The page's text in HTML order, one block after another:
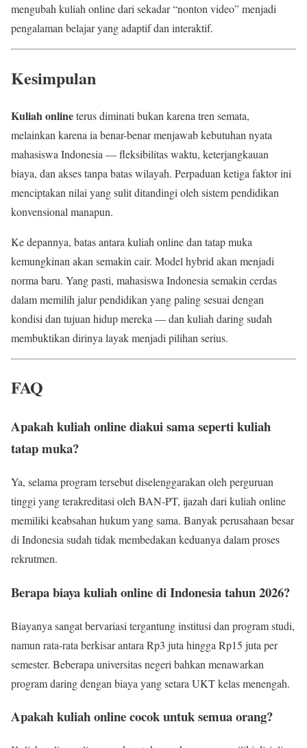
mengubah kuliah online dari sekadar “nonton video” menjadi
pengalaman belajar yang adaptif dan interaktif.
Kesimpulan
Kuliah onlineterus diminati bukan karena tren semata,
melainkan karena ia benar-benar menjawab kebutuhan nyata
mahasiswa Indonesia — fleksibilitas waktu, keterjangkauan
biaya, dan akses tanpa batas wilayah. Perpaduan ketiga faktor ini
menciptakan nilai yang sulit ditandingi oleh sistem pendidikan
konvensional manapun.
Ke depannya, batas antara kuliah online dan tatap muka
kemungkinan akan semakin cair. Model hybrid akan menjadi
norma baru. Yang pasti, mahasiswa Indonesia semakin cerdas
dalam memilih jalur pendidikan yang paling sesuai dengan
kondisi dan tujuan hidup mereka — dan kuliah daring sudah
membuktikan dirinya layak menjadi pilihan serius.
FAQ
Apakah kuliah online diakui sama seperti kuliah
tatap muka?
Ya, selama program tersebut diselenggarakan oleh perguruan
tinggi yang terakreditasi oleh BAN-PT, ijazah dari kuliah online
memiliki keabsahan hukum yang sama. Banyak perusahaan besar
di Indonesia sudah tidak membedakan keduanya dalam proses
rekrutmen.
Berapa biaya kuliah online di Indonesia tahun 2026?
Biayanya sangat bervariasi tergantung institusi dan program studi,
namun rata-rata berkisar antara Rp3 juta hingga Rp15 juta per
semester. Beberapa universitas negeri bahkan menawarkan
program daring dengan biaya yang setara UKT kelas menengah.
Apakah kuliah online cocok untuk semua orang?